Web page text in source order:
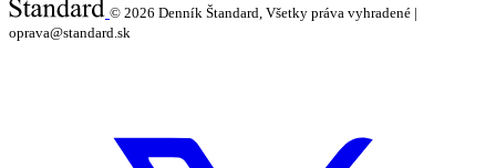
© 2026 Denník Štandard, Všetky práva vyhradené |
oprava@standard.sk